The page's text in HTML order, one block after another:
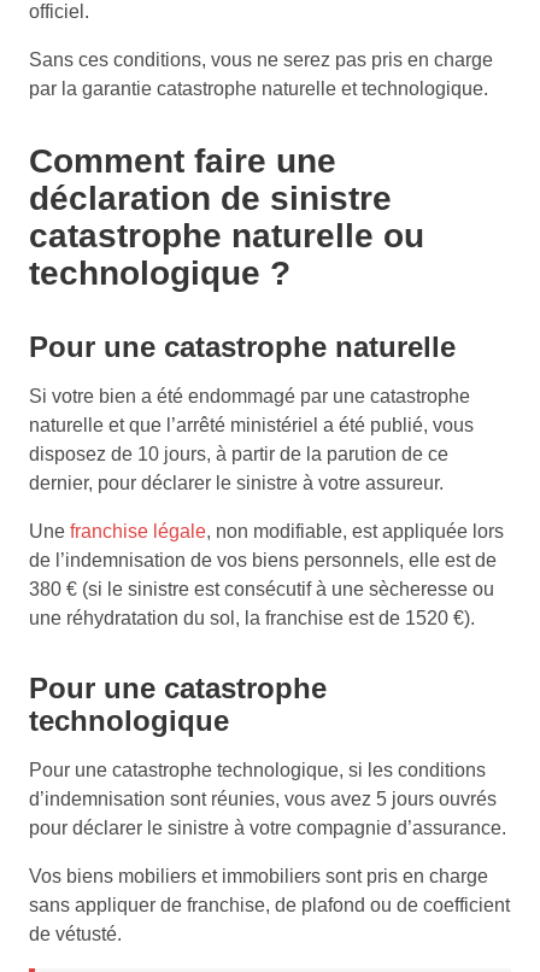
officiel.
Sans ces conditions, vous ne serez pas pris en charge
par la garantie catastrophe naturelle et technologique.
Comment faire une
déclaration de sinistre
catastrophe naturelle ou
technologique ?
Pour une catastrophe naturelle
Si votre bien a été endommagé par une catastrophe
naturelle et que l’arrêté ministériel a été publié, vous
disposez de 10 jours, à partir de la parution de ce
dernier, pour déclarer le sinistre à votre assureur.
Une franchise légale, non modifiable, est appliquée lors
de l’indemnisation de vos biens personnels, elle est de
380 € (si le sinistre est consécutif à une sècheresse ou
une réhydratation du sol, la franchise est de 1520 €).
Pour une catastrophe
technologique
Pour une catastrophe technologique, si les conditions
d’indemnisation sont réunies, vous avez 5 jours ouvrés
pour déclarer le sinistre à votre compagnie d’assurance.
Vos biens mobiliers et immobiliers sont pris en charge
sans appliquer de franchise, de plafond ou de coefficient
de vétusté.